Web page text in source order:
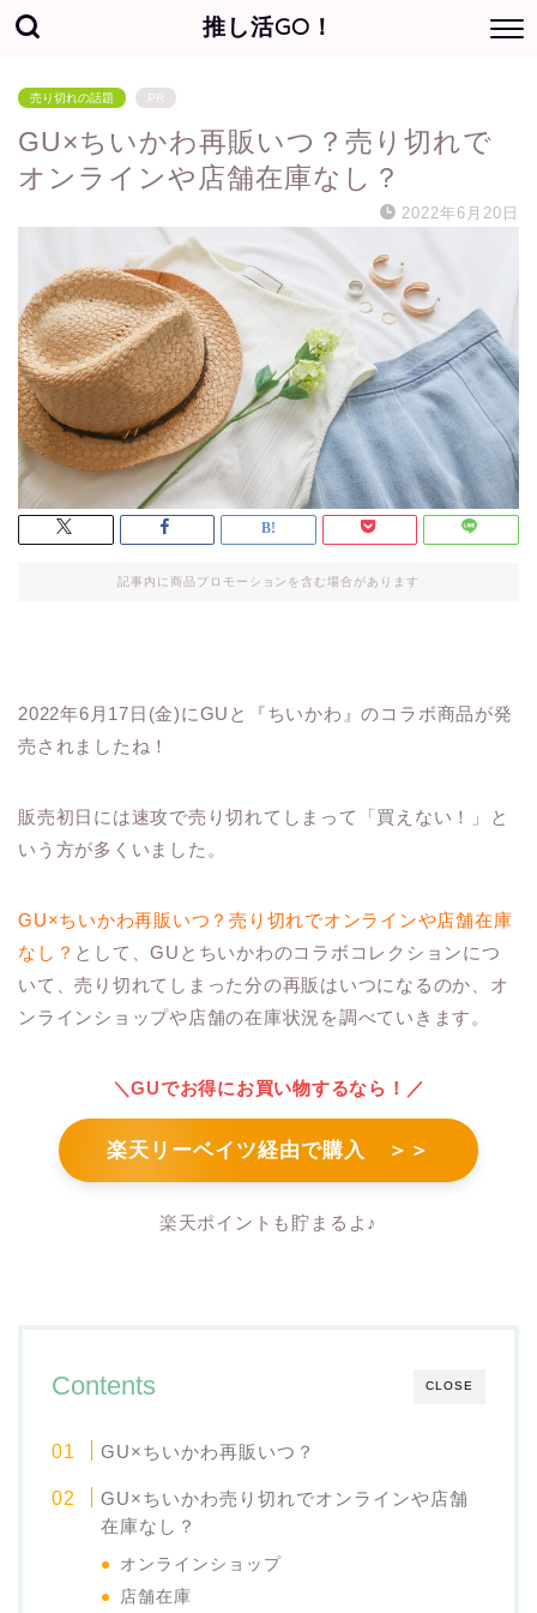
推し活GO！
売り切れの話題 PR
GU×ちいかわ再販いつ？売り切れで
オンラインや店舗在庫なし？
2022年6月20日
記事内に商品プロモーションを含む場合があります
2022年6月17日(金)にGUと『ちいかわ』のコラボ商品が発
売されましたね！
販売初日には速攻で売り切れてしまって「買えない！」と
いう方が多くいました。
GU×ちいかわ再販いつ？売り切れでオンラインや店舗在庫
なし？ として、GUとちいかわのコラボコレクションにつ
いて、売り切れてしまった分の再販はいつになるのか、オ
ンラインショップや店舗の在庫状況を調べていきます。
＼GUでお得にお買い物するなら！／
楽天リーベイツ経由で購入 ＞＞
楽天ポイントも貯まるよ♪
CLOSE
Contents
GU×ちいかわ再販いつ？
GU×ちいかわ売り切れでオンラインや店舗
在庫なし？
オンラインショップ
店舗在庫